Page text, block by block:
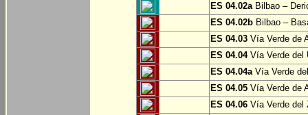
ES 04.02aBilbao –
ES 04.02b Bilbao –
ES 04.03 Vía Verde de
ES 04.04Vía Verde del
ES 04.04aVía Verde
ES 04.05 Vía Verde de
ES 04.06 Vía Verde del